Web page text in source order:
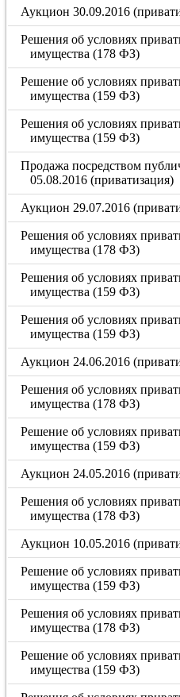
Аукцион 30.09.2016
Решения об условиях
имущества (178 ФЗ)
Решение об условиях
имущества (159 ФЗ)
Решения об условиях
имущества (159 ФЗ)
Продажа посредством
05.08.2016 (приватизация)
Аукцион 29.07.2016
Решения об условиях
имущества (178 ФЗ)
Решения об условиях
имущества (159 ФЗ)
Решения об условиях
имущества (159 ФЗ)
Аукцион 24.06.2016
Решения об условиях
имущества (178 ФЗ)
Решение об условиях
имущества (159 ФЗ)
Аукцион 24.05.2016
Решения об условиях
имущества (178 ФЗ)
Аукцион 10.05.2016
Решение об условиях
имущества (159 ФЗ)
Решения об условиях
имущества (178 ФЗ)
Решение об условиях
имущества (159 ФЗ)